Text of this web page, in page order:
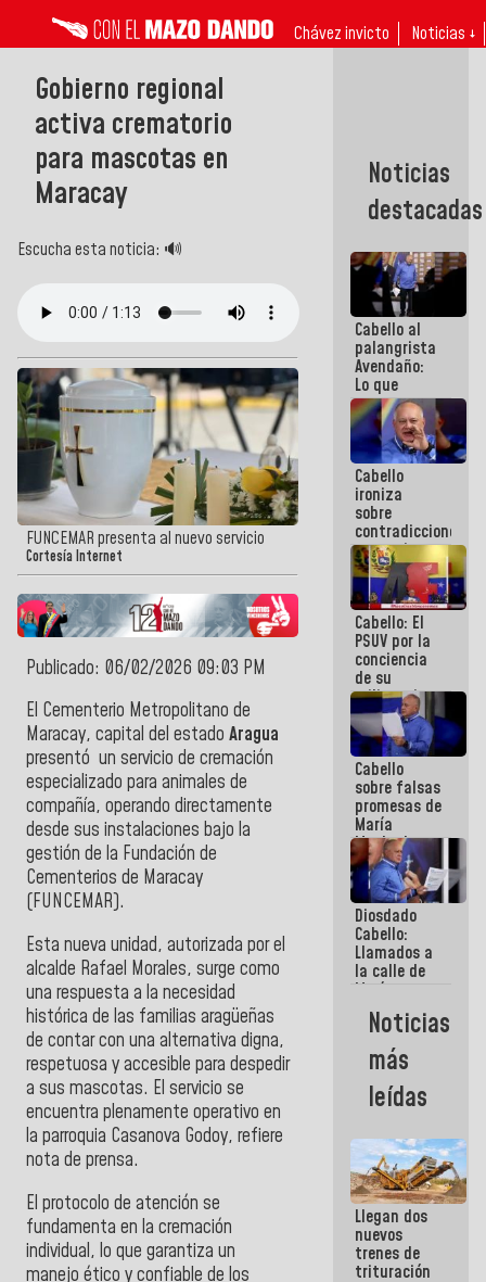
Chávez invicto Noticias ↓
Gobierno regional
activa crematorio
para mascotas en
Maracay
Escucha esta noticia: 🔊
FUNCEMAR presenta al nuevo servicio
Cortesía Internet
Publicado: 06/02/2026 09:03 PM
El Cementerio Metropolitano de
Maracay, capital del estado Aragua
presentó un servicio de cremación
especializado para animales de
compañía, operando directamente
desde sus instalaciones bajo la
gestión de la Fundación de
Cementerios de Maracay
(FUNCEMAR).
Esta nueva unidad, autorizada por el
alcalde Rafael Morales, surge como
una respuesta a la necesidad
histórica de las familias aragüeñas
de contar con una alternativa digna,
respetuosa y accesible para despedir
a sus mascotas. El servicio se
encuentra plenamente operativo en
la parroquia Casanova Godoy, refiere
nota de prensa.
El protocolo de atención se
fundamenta en la cremación
individual, lo que garantiza un
manejo ético y confiable de los
Noticias
destacadas
Cabello al
palangrista
Avendaño:
Lo que
vayas a
escribir
hazlo hoy
por que no
sabemos si
la semana
que viene
hay
programa
Cabello
ironiza
sobre
contradicciones
y mentiras
de María
Machado:
¡Créanle!
Cabello: El
PSUV por la
conciencia
de su
militancia
es la
organización
política más
sólida de
Venezuela
Cabello
sobre falsas
promesas de
María
Machado:
¿Quién le
puede creer?
¿Y la gente
que ella iba
a salvar en
La Guaira?
Diosdado
Cabello:
Llamados a
la calle de
María
Machado se
estrellaron
de frente
contra el
Pueblo
Noticias
más
leídas
Llegan dos
nuevos
trenes de
trituración